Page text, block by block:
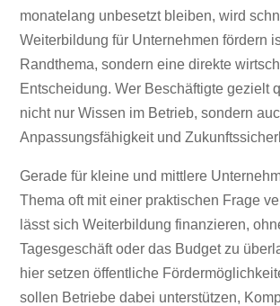
monatelang unbesetzt bleiben, wird
Weiterbildung für Unternehmen fördern
Randthema, sondern eine direkte
Entscheidung. Wer Beschäftigte gezielt
nicht nur Wissen im Betrieb, sondern
Anpassungsfähigkeit und
Gerade für kleine und mittlere
Thema oft mit einer praktischen Frage
lässt sich Weiterbildung finanzieren,
Tagesgeschäft oder das Budget zu
hier setzen öffentliche
sollen Betriebe dabei unterstützen,